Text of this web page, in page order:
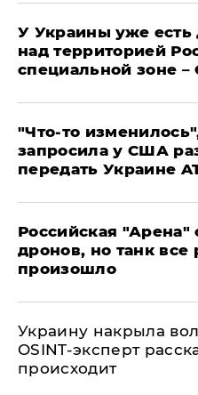
У Украины уже есть
над территорией
специальной зоне
​"Что-то
запросила у США
передать Украине
​Российская "Арена"
дронов, но танк все
произошло
​Украину накрыла
OSINT-эксперт
происходит